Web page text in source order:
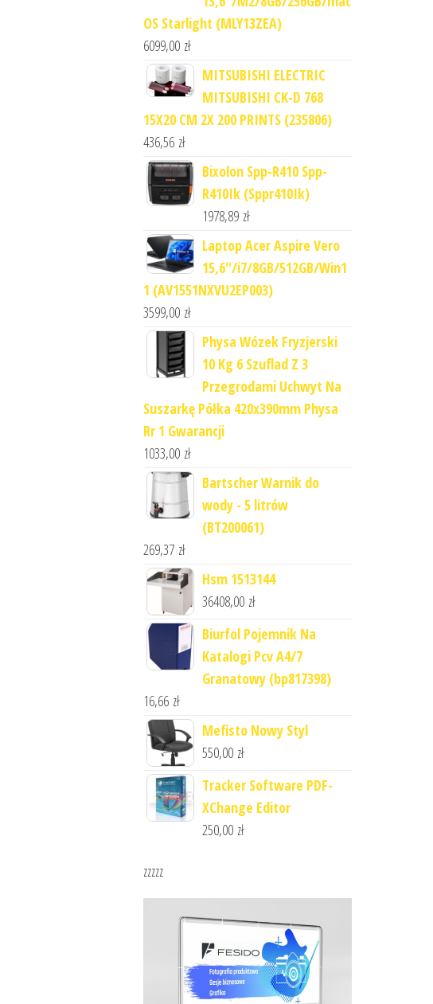
OS Starlight (MLY13ZEA)
6099,00 zł
MITSUBISHI ELECTRIC
MITSUBISHI CK-D 768
15X20 CM 2X 200 PRINTS (235806)
436,56 zł
Bixolon Spp-R410 Spp-
R410Ik (Sppr410Ik)
1978,89 zł
Laptop Acer Aspire Vero
15,6"/i7/8GB/512GB/Win1
1 (AV1551NXVU2EP003)
3599,00 zł
Physa Wózek Fryzjerski
10 Kg 6 Szuflad Z 3
Przegrodami Uchwyt Na
Suszarkę Półka 420x390mm Physa
Rr 1 Gwarancji
1033,00 zł
Bartscher Warnik do
wody - 5 litrów
(BT200061)
269,37 zł
Hsm 1513144
36408,00 zł
Biurfol Pojemnik Na
Katalogi Pcv A4/7
Granatowy (bp817398)
16,66 zł
Mefisto Nowy Styl
550,00 zł
Tracker Software PDF-
XChange Editor
250,00 zł
zzzzz